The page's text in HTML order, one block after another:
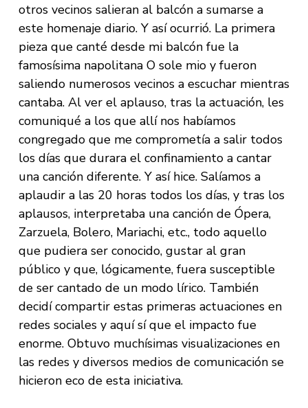
otros vecinos salieran al balcón a sumarse a
este homenaje diario. Y así ocurrió. La primera
pieza que canté desde mi balcón fue la
famosísima napolitana O sole mio y fueron
saliendo numerosos vecinos a escuchar mientras
cantaba. Al ver el aplauso, tras la actuación, les
comuniqué a los que allí nos habíamos
congregado que me comprometía a salir todos
los días que durara el confinamiento a cantar
una canción diferente. Y así hice. Salíamos a
aplaudir a las 20 horas todos los días, y tras los
aplausos, interpretaba una canción de Ópera,
Zarzuela, Bolero, Mariachi, etc., todo aquello
que pudiera ser conocido, gustar al gran
público y que, lógicamente, fuera susceptible
de ser cantado de un modo lírico. También
decidí compartir estas primeras actuaciones en
redes sociales y aquí sí que el impacto fue
enorme. Obtuvo muchísimas visualizaciones en
las redes y diversos medios de comunicación se
hicieron eco de esta iniciativa.